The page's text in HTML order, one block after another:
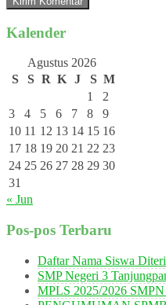
Kalender
Agustus 2026
S
S R K J S M
1
2
3
4 5 6 7 8
9
10 11 12 13 14 15 16
17 18 19 20 21 22 23
24 25 26 27 28 29 30
31
« Jun
Pos-pos Terbaru
Daftar Nama Siswa
SMP Negeri 3
MPLS 2025/2026